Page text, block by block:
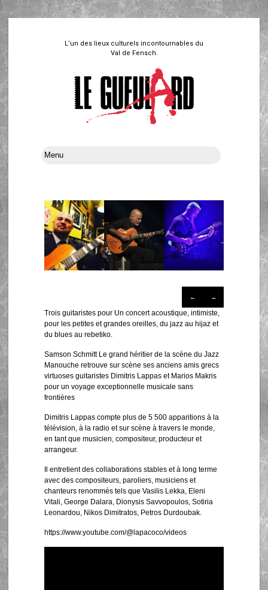
L’un des lieux culturels incontournables du
Val de Fensch.
→
←
Trois guitaristes pour Un concert acoustique, intimiste,
pour les petites et grandes oreilles, du jazz au hijaz et
du blues au rebetiko.
Samson Schmitt Le grand héritier de la scène du Jazz
Manouche retrouve sur scène ses anciens amis grecs
virtuoses guitaristes Dimitris Lappas et Marios Makris
pour un voyage exceptionnelle musicale sans
frontières
Dimitris Lappas compte plus de 5 500 apparitions à la
télévision, à la radio et sur scène à travers le monde,
en tant que musicien, compositeur, producteur et
arrangeur.
Il entretient des collaborations stables et à long terme
avec des compositeurs, paroliers, musiciens et
chanteurs renommés tels que Vasilis Lekka, Eleni
Vitali, George Dalara, Dionysis Savvopoulos, Sotiria
Leonardou, Nikos Dimitratos, Petros Durdoubak.
https://www.youtube.com/@lapacoco/videos